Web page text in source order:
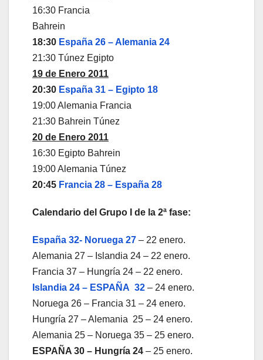
16:30 Francia
Bahrein
18:30 España 26 – Alemania 24
21:30 Túnez Egipto
19 de Enero 2011
20:30 España 31 – Egipto 18
19:00 Alemania Francia
21:30 Bahrein Túnez
20 de Enero 2011
16:30 Egipto Bahrein
19:00 Alemania Túnez
20:45 Francia 28 – España 28
Calendario del Grupo I de la 2ª fase:
España 32- Noruega 27 – 22 enero.
Alemania 27 – Islandia 24 – 22 enero.
Francia 37 – Hungría 24 – 22 enero.
Islandia 24 – ESPAÑA 32 – 24 enero.
Noruega 26 – Francia 31 – 24 enero.
Hungría 27 – Alemania 25 – 24 enero.
Alemania 25 – Noruega 35 – 25 enero.
ESPAÑA 30 – Hungría 24 – 25 enero.